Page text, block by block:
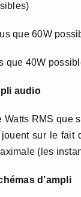
que 60W
que 40W
audio
Watts RMS que
sur le fait
(les
d’ampli